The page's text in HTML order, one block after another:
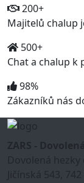
200+
Majitelů chalup
500+
Chat a chalup k
98%
Zákazníků nás
ZARS -
Dovolená hezky
Jičínská 543,